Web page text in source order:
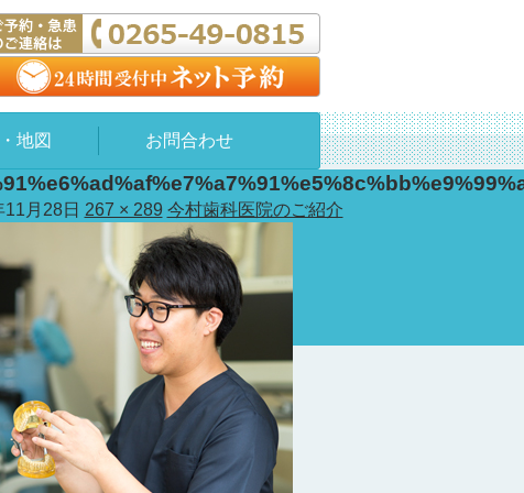
地図 お問合わせ
11月28日 267 × 289 今村歯科医院のご紹介